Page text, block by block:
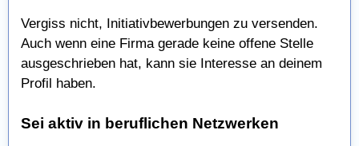
Vergiss nicht, Initiativbewerbungen zu versenden.
Auch wenn eine Firma gerade keine offene Stelle
ausgeschrieben hat, kann sie Interesse an deinem
Profil haben.
Sei aktiv in beruflichen Netzwerken